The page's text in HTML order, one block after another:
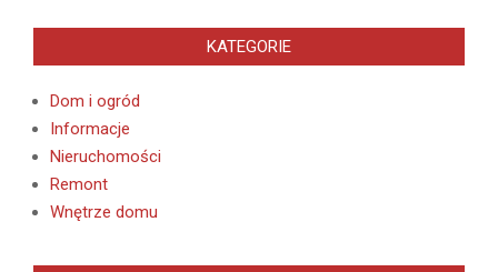
KATEGORIE
Dom i ogród
Informacje
Nieruchomości
Remont
Wnętrze domu